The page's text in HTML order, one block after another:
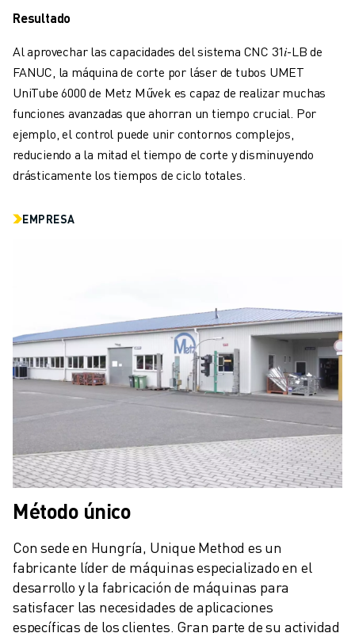
FANUC ACADEMY
SOLUCIONES PARA LA INDUSTRIA
SOLUCIONES EDUCATIVAS
WORLDSKILLS Y JÓVENES TALENTOS
EVENTOS EDUCATIVOS
NOTICIAS Y MEDIOS DE COMUNICACIÓN
NOTICIAS Y MEDIOS DE COMUNICACIÓN
EVENTOS
SOBRE FANUC
DÉ FORMA A SU FUTURO CON FANUC
ÚNASE A NOSOTROS " PORTAL DE EMPLEO
CONTACTAR
CONTACTE
UBICACIONES
Resultado
Al aprovechar las capacidades del sistema CNC 31𝑖-LB de
FANUC, la máquina de corte por láser de tubos UMET
UniTube 6000 de Metz Művek es capaz de realizar muchas
funciones avanzadas que ahorran un tiempo crucial. Por
ejemplo, el control puede unir contornos complejos,
reduciendo a la mitad el tiempo de corte y disminuyendo
drásticamente los tiempos de ciclo totales.
EMPRESA
Método único
Con sede en Hungría, Unique Method es un
fabricante líder de máquinas especializado en el
desarrollo y la fabricación de máquinas para
satisfacer las necesidades de aplicaciones
específicas de los clientes. Gran parte de su actividad